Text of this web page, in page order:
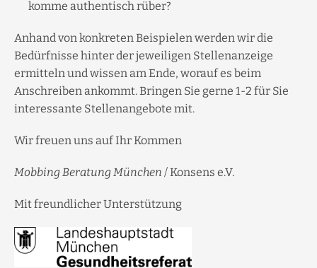
komme authentisch rüber?
Anhand von konkreten Beispielen werden wir die
Bedürfnisse hinter der jeweiligen Stellenanzeige
ermitteln und wissen am Ende, worauf es beim
Anschreiben ankommt. Bringen Sie gerne 1-2 für Sie
interessante Stellenangebote mit.
Wir freuen uns auf Ihr Kommen
Mobbing Beratung München / Konsens e.V.
Mit freundlicher Unterstützung